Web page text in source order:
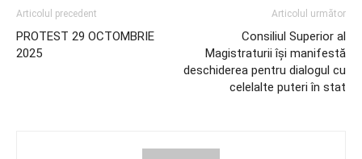
Articolul precedent
PROTEST 29 OCTOMBRIE
2025
Articolul următor
Consiliul Superior al
Magistraturii își manifestă
deschiderea pentru dialogul cu
celelalte puteri în stat